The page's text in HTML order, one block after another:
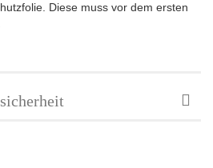
Diese muss vor dem ersten